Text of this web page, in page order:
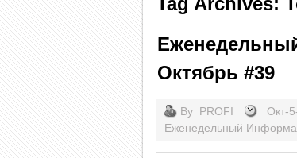
Октябрь #39
By PROFI Окт-
Еженедельный